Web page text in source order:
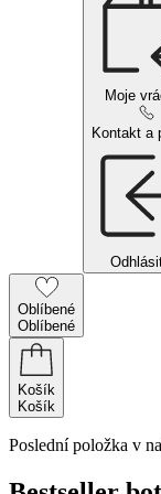
Moje
Kontakt a
Oblíbené
Oblíbené
Košík
Košík
Poslední položka v